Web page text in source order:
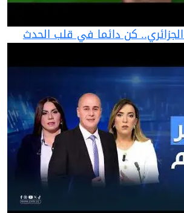
كن دائما في قلب الحدث